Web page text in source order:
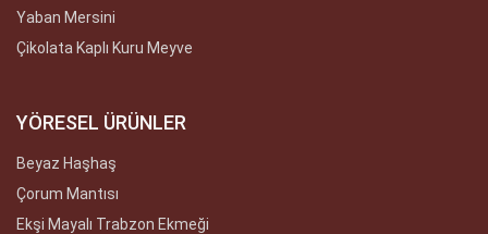
Yaban Mersini
Çikolata Kaplı Kuru Meyve
YÖRESEL ÜRÜNLER
Beyaz Haşhaş
Çorum Mantısı
Ekşi Mayalı Trabzon Ekmeği